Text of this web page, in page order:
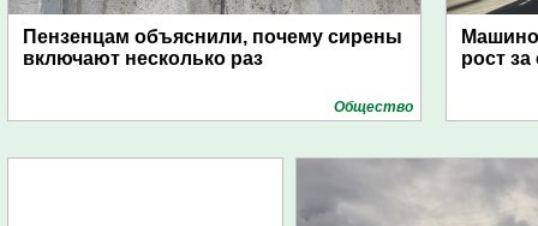
Пензенцам объяснили, почему сирены
включают несколько раз
Общество
рост за